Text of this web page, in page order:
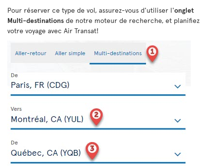
Pour réserver ce type de vol, assurez-vous d'utiliser l'onglet
Multi-destinations de notre moteur de recherche, et planifiez
votre voyage avec Air Transat!